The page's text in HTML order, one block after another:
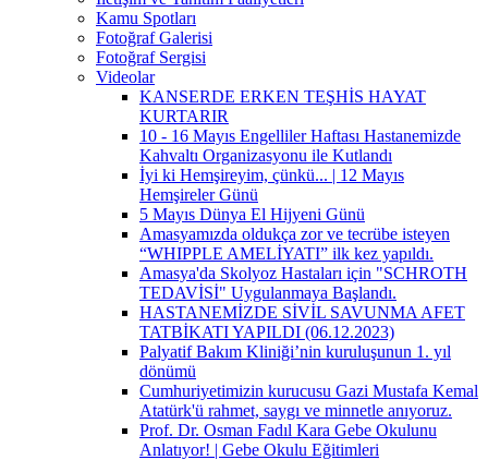
Kamu Spotları
Fotoğraf Galerisi
Fotoğraf Sergisi
Videolar
KANSERDE ERKEN TEŞHİS HAYAT
KURTARIR
10 - 16 Mayıs Engelliler Haftası Hastanemizde
Kahvaltı Organizasyonu ile Kutlandı
İyi ki Hemşireyim, çünkü... | 12 Mayıs
Hemşireler Günü
5 Mayıs Dünya El Hijyeni Günü
Amasyamızda oldukça zor ve tecrübe isteyen
“WHIPPLE AMELİYATI” ilk kez yapıldı.
Amasya'da Skolyoz Hastaları için "SCHROTH
TEDAVİSİ" Uygulanmaya Başlandı.
HASTANEMİZDE SİVİL SAVUNMA AFET
TATBİKATI YAPILDI (06.12.2023)
Palyatif Bakım Kliniği’nin kuruluşunun 1. yıl
dönümü
Cumhuriyetimizin kurucusu Gazi Mustafa Kemal
Atatürk'ü rahmet, saygı ve minnetle anıyoruz.
Prof. Dr. Osman Fadıl Kara Gebe Okulunu
Anlatıyor! | Gebe Okulu Eğitimleri